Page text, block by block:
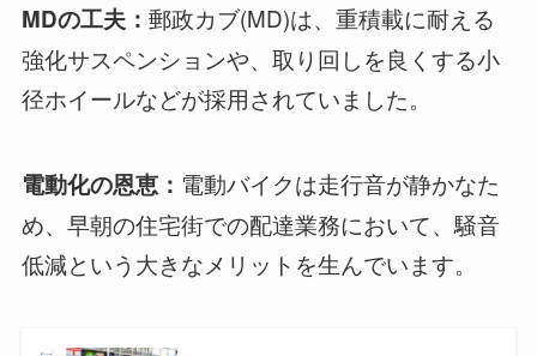
MDの工夫： 郵政カブ(MD)は、重積載に耐える
強化サスペンションや、取り回しを良くする小
径ホイールなどが採用されていました。
電動化の恩恵： 電動バイクは走行音が静かなた
め、早朝の住宅街での配達業務において、騒音
低減という大きなメリットを生んでいます。